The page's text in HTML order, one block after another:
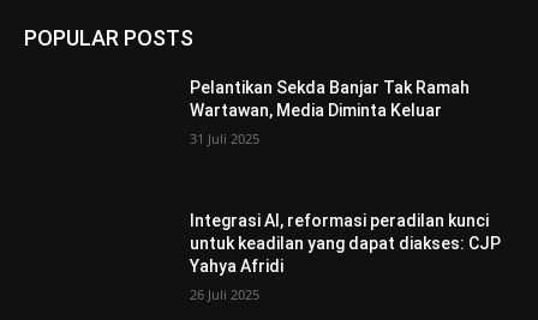
POPULAR POSTS
Pelantikan Sekda Banjar Tak Ramah
Wartawan, Media Diminta Keluar
31 Juli 2025
Integrasi AI, reformasi peradilan kunci
untuk keadilan yang dapat diakses: CJP
Yahya Afridi
26 Juli 2025